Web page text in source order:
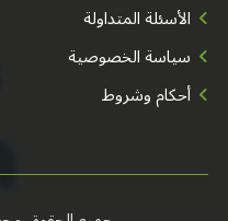
الأسئلة المتداولة
سياسة الخصوصية
أحكام وشروط